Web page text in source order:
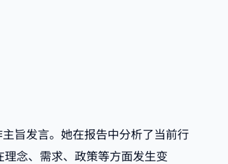
旨发言。她在报告中分析了当前行
念、需求、政策等方面发生变